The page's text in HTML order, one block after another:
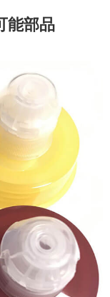
能部品